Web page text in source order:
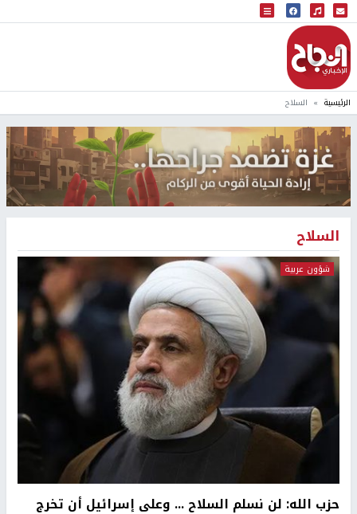
البث المباشر
إذاعة النجاح
الرئيسية السلاح
السلاح
شؤون عربية
حزب الله: لن نسلم السلاح ... وعلى إسرائيل أن تخرج